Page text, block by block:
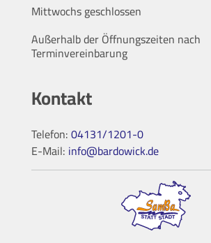
Mittwochs geschlossen
Außerhalb der Öffnungszeiten nach
Terminvereinbarung
Kontakt
Telefon:04131/1201-0
E-Mail: info@bardowick.de